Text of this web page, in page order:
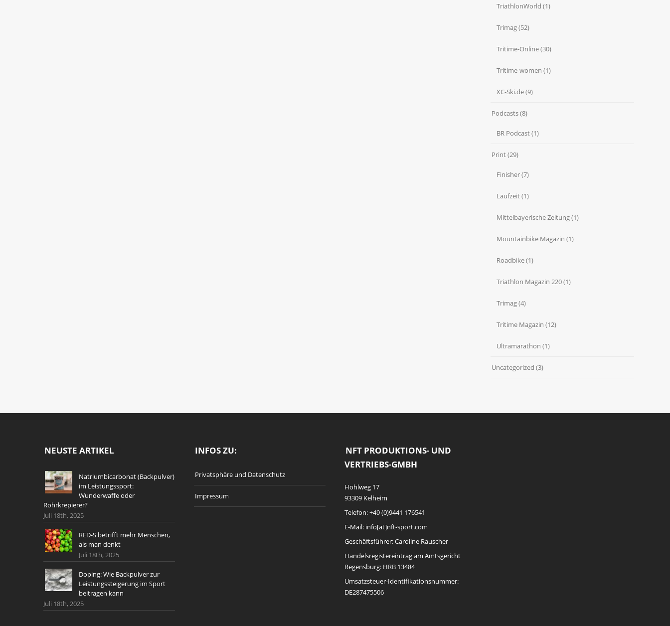
TriathlonWorld (1)
Trimag(52)
Tritime-Online(30)
Tritime-women (1)
XC-Ski.de(9)
Podcasts(8)
BR Podcast(1)
Print(29)
Finisher(7)
Laufzeit(1)
Mittelbayerische Zeitung(1)
Mountainbike Magazin (1)
Roadbike(1)
Triathlon Magazin 220(1)
Trimag(4)
Tritime Magazin (12)
Ultramarathon (1)
Uncategorized (3)
NEUSTE ARTIKEL
Natriumbicarbonat (Backpulver)
im Leistungssport:
Wunderwaffe oder
Rohrkrepierer?
Juli 18th, 2025
RED-S betrifft mehr Menschen,
als man denkt
Juli 18th, 2025
Doping: Wie Backpulver zur
Leistungssteigerung im Sport
beitragen kann
Juli 18th, 2025
INFOS ZU:
Privatsphäre und Datenschutz
Impressum
NFT PRODUKTIONS- UND
VERTRIEBS-GMBH
Hohlweg 17
93309 Kelheim
Telefon: +49 (0)9441 176541
E-Mail: info[at]nft-sport.com
Geschäftsführer: Caroline Rauscher
Handelsregistereintrag am Amtsgericht
Regensburg: HRB 13484
Umsatzsteuer-Identifikationsnummer:
DE287475506